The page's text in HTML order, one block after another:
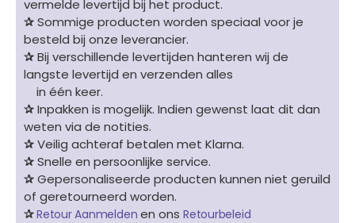
vermelde levertijd bij het product.
✰Sommige producten worden speciaal voor je
besteld bij onze leverancier.
✰Bij verschillende levertijden hanteren wij de
langste levertijd en verzenden alles
in één keer.
✰Inpakken is mogelijk. Indien gewenst laat dit dan
weten via de notities.
✰Veilig achteraf betalen met Klarna.
✰Snelle en persoonlijke service.
✰Gepersonaliseerde producten kunnen niet geruild
of geretourneerd worden.
✰Retour Aanmelden en ons Retourbeleid